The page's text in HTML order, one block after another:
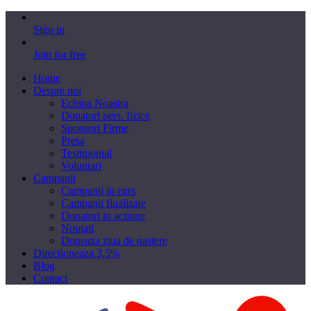
Sign in
Join for free
Home
Despre noi
Echipa Noastra
Donatori pers. fizice
Sponsori Firme
Presa
Testimonial
Voluntari
Campanii
Campanii in curs
Campanii finalizate
Donatori in actiune
Noutati
Doneaza ziua de nastere
Directioneaza 3,5%
Blog
Contact